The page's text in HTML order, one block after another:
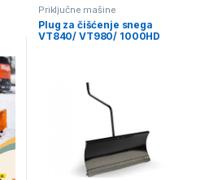
Priključne mašine
Plug za čišćenje snega
VT840/ VT980/ 1000HD